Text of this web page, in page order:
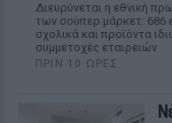
Διευρύνεται η εθνική
των σούπερ μάρκετ: 686
σχολικά και προϊόντα
συμμετοχές εταιρειών
ΠΡΙΝ 10 ΏΡΕΣ